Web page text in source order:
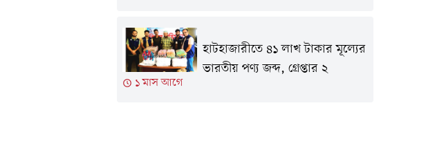
১ মাস আগে
হাটহাজারীতে ৪১ লাখ টাকার মূল্যের
ভারতীয় পণ্য জব্দ, গ্রেপ্তার ২